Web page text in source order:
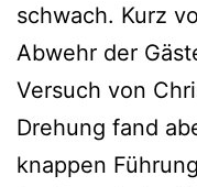
schwach. Kurz
Abwehr der
Versuch von
Drehung fand
knappen